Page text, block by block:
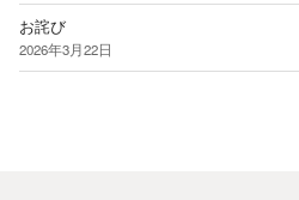
お詫び
2026年3月22日